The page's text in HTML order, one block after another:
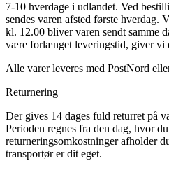
7-10 hverdage i udlandet. Ved
sendes varen afsted første hverdag.
kl. 12.00 bliver varen sendt samme
være forlænget leveringstid, giver vi
Alle varer leveres med PostNord
Returnering
Der gives 14 dages fuld returret på
Perioden regnes fra den dag, hvor
returneringsomkostninger afholder
transportør er dit eget.